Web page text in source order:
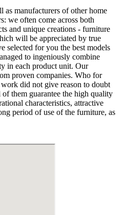
as manufacturers of other home
we often come across both
and unique creations - furniture
will be appreciated by true
selected for you the best models
to ingeniously combine
in each product unit. Our
proven companies. Who for
did not give reason to doubt
them guarantee the high quality
characteristics, attractive
period of use of the furniture, as